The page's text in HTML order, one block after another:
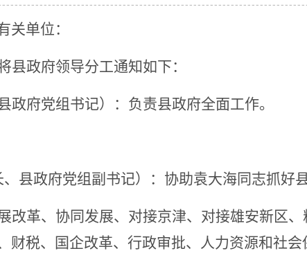
关单位：
县政府领导分工通知如下：
政府党组书记）： 负责县政府全面工作。
县政府党组副书记）： 协助袁大海同志抓好
改革、协同发展、对接京津、对接雄安新区、
财税、国企改革、行政审批、人力资源和社会